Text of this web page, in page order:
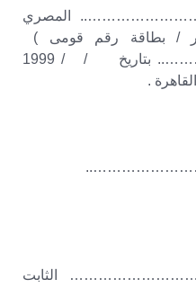
المصري
/ بطاقة رقم قومى )
…………………. صادر من ……….. بتاريخ / / 1999
.
الثابت